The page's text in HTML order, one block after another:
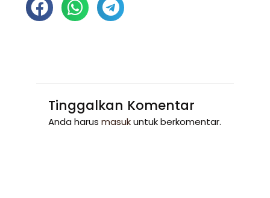
Tinggalkan Komentar
Anda harus masukuntuk berkomentar.